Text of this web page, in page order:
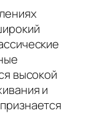
высокой
и